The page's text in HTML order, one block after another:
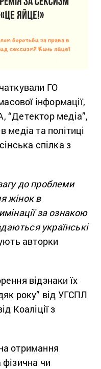
ГО
інформації,
“Детектор медіа”,
медіа та політиці
спілка з
до проблеми
жінок в
за ознакою
українські
авторки
відзнаки їх
року” від УГСПЛ
Коаліції з
отримання
чи